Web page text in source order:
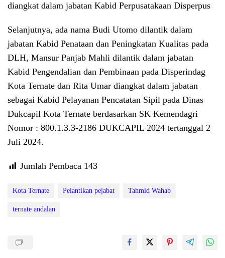
diangkat dalam jabatan Kabid Perpusatakaan Disperpus
Selanjutnya, ada nama Budi Utomo dilantik dalam
jabatan Kabid Penataan dan Peningkatan Kualitas pada
DLH, Mansur Panjab Mahli dilantik dalam jabatan
Kabid Pengendalian dan Pembinaan pada Disperindag
Kota Ternate dan Rita Umar diangkat dalam jabatan
sebagai Kabid Pelayanan Pencatatan Sipil pada Dinas
Dukcapil Kota Ternate berdasarkan SK Kemendagri
Nomor : 800.1.3.3-2186 DUKCAPIL 2024 tertanggal 2
Juli 2024.
Jumlah Pembaca 143
Kota Ternate Pelantikan pejabat Tahmid Wahab
ternate andalan